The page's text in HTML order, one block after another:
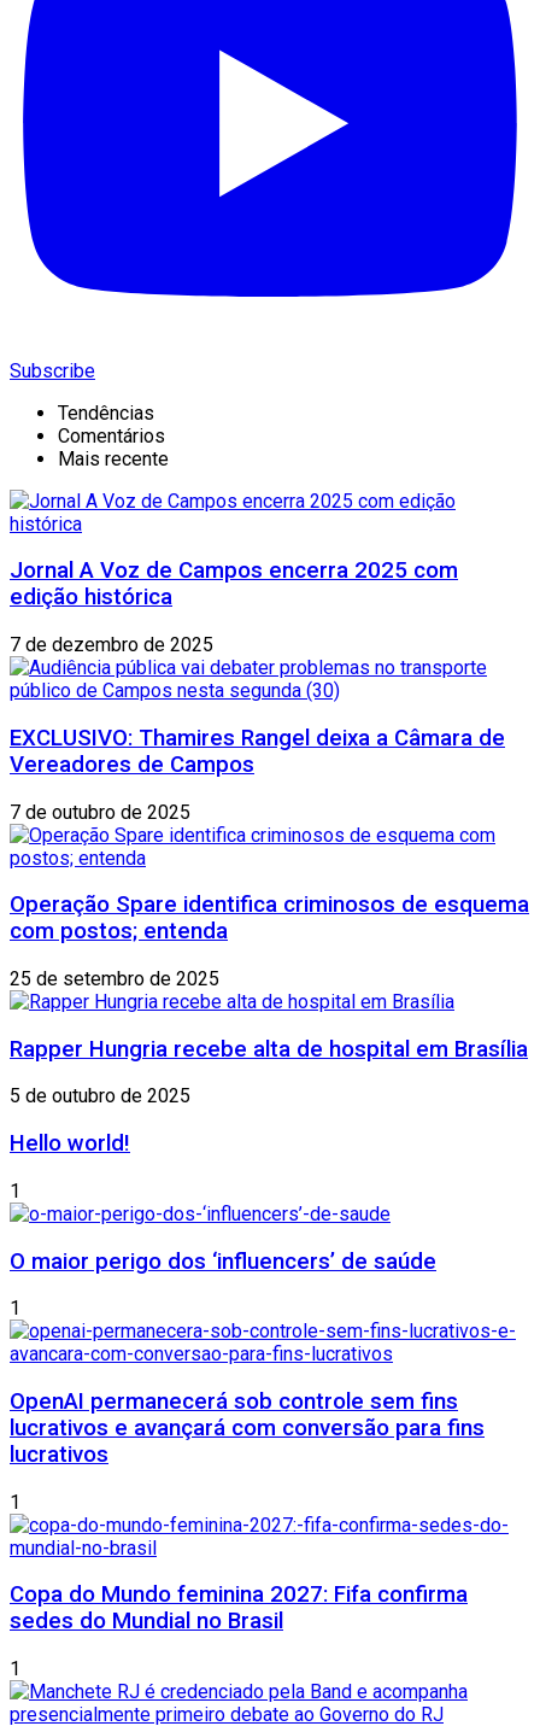
Subscribe
Tendências
Comentários
Mais recente
Jornal A Voz de Campos encerra 2025 com
edição histórica
7 de dezembro de 2025
EXCLUSIVO: Thamires Rangel deixa a Câmara de
Vereadores de Campos
7 de outubro de 2025
Operação Spare identifica criminosos de esquema
com postos; entenda
25 de setembro de 2025
Rapper Hungria recebe alta de hospital em Brasília
5 de outubro de 2025
Hello world!
1
O maior perigo dos ‘influencers’ de saúde
1
OpenAI permanecerá sob controle sem fins
lucrativos e avançará com conversão para fins
lucrativos
1
Copa do Mundo feminina 2027: Fifa confirma
sedes do Mundial no Brasil
1